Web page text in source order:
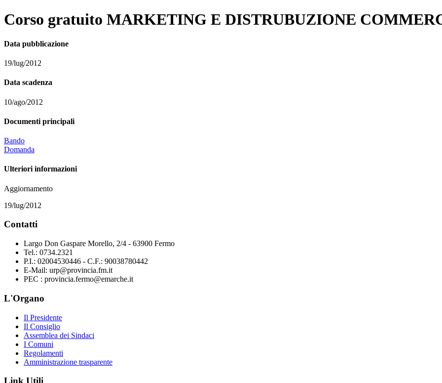
Corso gratuito MARKETING E DISTRUBUZIONE
Data pubblicazione
19/lug/2012
Data scadenza
10/ago/2012
Documenti principali
Bando
Domanda
Ulteriori informazioni
Aggiornamento
19/lug/2012
Contatti
Largo Don Gaspare Morello, 2/4 - 63900 Fermo
Tel.: 0734.2321
P.I.: 02004530446 - C.F.: 90038780442
E-Mail: urp@provincia.fm.it
PEC : provincia.fermo@emarche.it
L'Organo
Il Presidente
Il Consiglio
Assemblea dei Sindaci
I Comuni
Regolamenti
Amministrazione trasparente